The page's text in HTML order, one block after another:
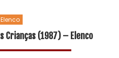
Elenco
Crianças (1987) – Elenco